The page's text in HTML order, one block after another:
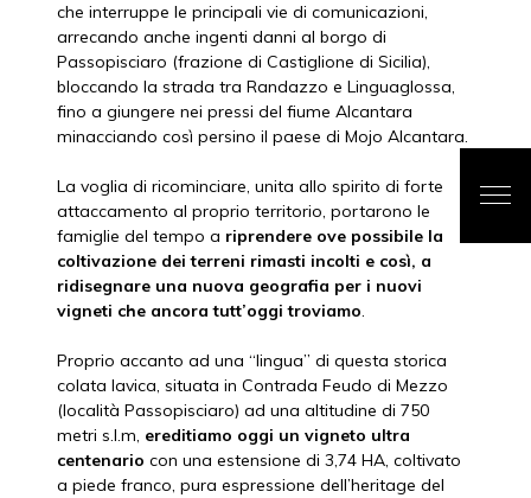
che interruppe le principali vie di comunicazioni,
arrecando anche ingenti danni al borgo di
Passopisciaro (frazione di Castiglione di Sicilia),
bloccando la strada tra Randazzo e Linguaglossa,
fino a giungere nei pressi del fiume Alcantara
minacciando così persino il paese di Mojo Alcantara.
La voglia di ricominciare, unita allo spirito di forte
attaccamento al proprio territorio, portarono le
famiglie del tempo a riprendere ove possibile la
coltivazione dei terreni rimasti incolti e così, a
ridisegnare una nuova geografia per i nuovi
vigneti che ancora tutt’oggi troviamo.
Proprio accanto ad una “lingua” di questa storica
colata lavica, situata in Contrada Feudo di Mezzo
(località Passopisciaro) ad una altitudine di 750
metri s.l.m, ereditiamo oggi un vigneto ultra
centenario con una estensione di 3,74 HA, coltivato
a piede franco, pura espressione dell’heritage del